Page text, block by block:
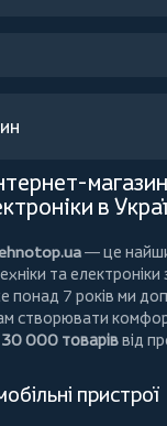
в
— це
та
понад 7 років ми
створювати
30 000 товаріввід
пристрої